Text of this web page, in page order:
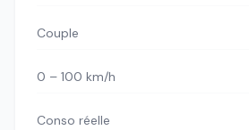
Couple
0 – 100 km/h
Conso réelle